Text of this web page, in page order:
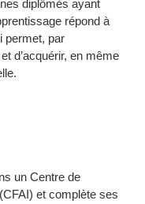
diplômés ayant
répond à
permet, par
d’acquérir, en même
un Centre de
et complète ses